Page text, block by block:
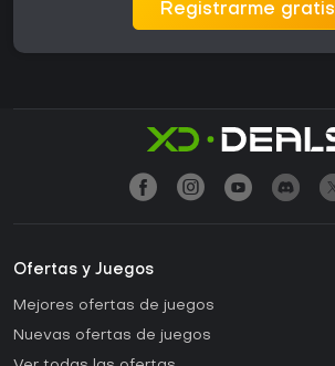
Registrarme gratis
Ofertas y Juegos
Mejores ofertas de juegos
Nuevas ofertas de juegos